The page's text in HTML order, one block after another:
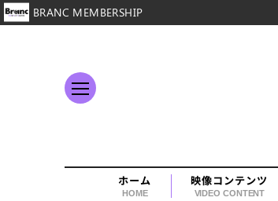
ホーム
HOME
映像コンテンツ
VIDEO CONTENT
BRANC MEMBERSHIP